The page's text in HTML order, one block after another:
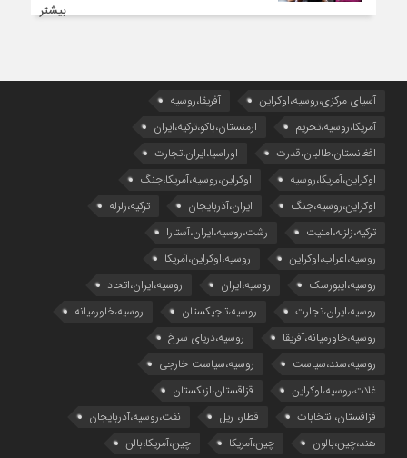
بیشتر
آسیای مرکزی،روسیه،اوکراین
آفریقا،روسیه
آمریکا،روسیه،تحریم
ارمنستان،باکو،ترکیه،ایران
افغانستان،طالبان،قدرت
اوراسیا،ایران،تجارت
اوکراین،آمریکا،روسیه
اوکراین،روسیه،آمریکا،جنگ
اوکراین،روسیه،جنگ
ایران،آذربایجان
ترکیه،زلزله
ترکیه،زلزله،امنیت
رشت،روسیه،ایران،آستارا
روسیه،اعراب،اوکراین
روسیه،اوکراین،آمریکا
روسیه،ایبورسک
روسیه،ایران
روسیه،ایران،اتحاد
روسیه،ایران،تجارت
روسیه،تاجیکستان
روسیه،خاورمیانه
روسیه،خاورمیانه،آفریقا
روسیه،دریای سرخ
روسیه،سند،سیاست
روسیه،سیاست خارجی
غلات،روسیه،اوکراین
قزاقستان،ازبکستان
قزاقستان،انتخابات
قطار، ریل
نفت،روسیه،آذربایجان
هند،چین،بالون
چین،آمریکا چین،آمریکا،بالن